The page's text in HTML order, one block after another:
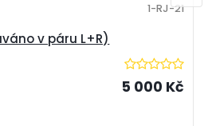
v páru L+R)
1-RJ-21
5 000 Kč